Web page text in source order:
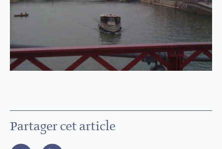
Partager cet article